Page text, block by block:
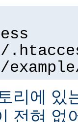
리에 있
전혀 없